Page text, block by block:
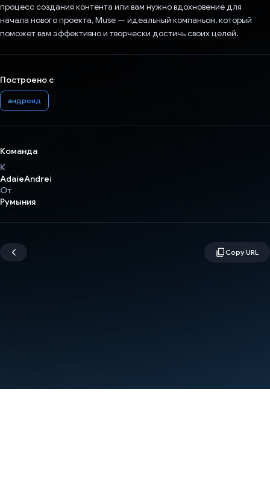
процесс создания контента или вам нужно вдохновение для
начала нового проекта, Muse — идеальный компаньон, который
поможет вам эффективно и творчески достичь своих целей.
Построено с
андроид
Команда
К
AdaieAndrei
От
Румыния